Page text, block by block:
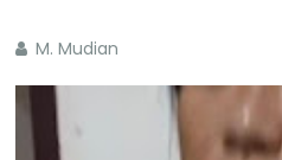
M. Mudian